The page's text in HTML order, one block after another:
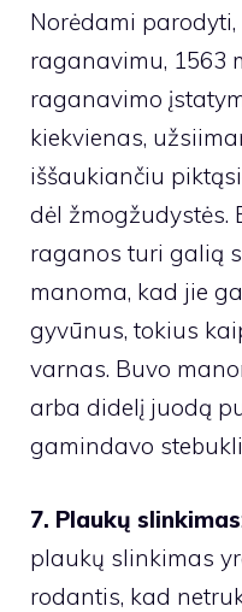
Norėdami
raganavimu, 1563
raganavimo
kiekvienas,
iššaukiančiu
dėl žmogžudystės.
raganos turi galią
manoma, kad jie
gyvūnus, tokius
varnas. Buvo
arba didelį juodą
gamindavo
7. Plaukų slinkimas
plaukų slinkimas
rodantis, kad